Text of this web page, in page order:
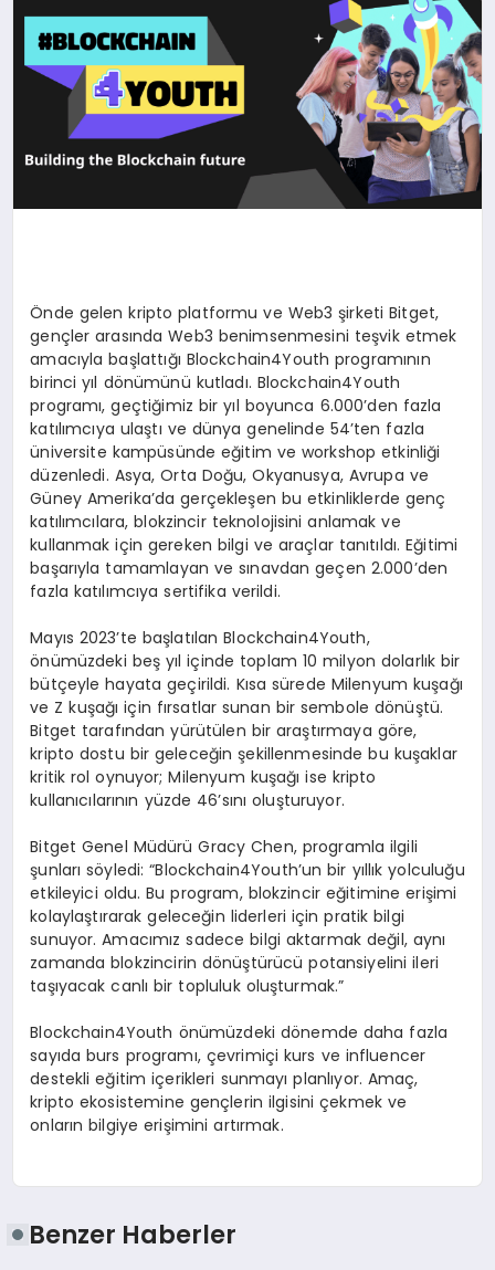
Önde gelen kripto platformu ve Web3 şirketi Bitget,
gençler arasında Web3 benimsenmesini teşvik etmek
amacıyla başlattığı Blockchain4Youth programının
birinci yıl dönümünü kutladı. Blockchain4Youth
programı, geçtiğimiz bir yıl boyunca 6.000’den fazla
katılımcıya ulaştı ve dünya genelinde 54’ten fazla
üniversite kampüsünde eğitim ve workshop etkinliği
düzenledi. Asya, Orta Doğu, Okyanusya, Avrupa ve
Güney Amerika’da gerçekleşen bu etkinliklerde genç
katılımcılara, blokzincir teknolojisini anlamak ve
kullanmak için gereken bilgi ve araçlar tanıtıldı. Eğitimi
başarıyla tamamlayan ve sınavdan geçen 2.000’den
fazla katılımcıya sertifika verildi.
Mayıs 2023’te başlatılan Blockchain4Youth,
önümüzdeki beş yıl içinde toplam 10 milyon dolarlık bir
bütçeyle hayata geçirildi. Kısa sürede Milenyum kuşağı
ve Z kuşağı için fırsatlar sunan bir sembole dönüştü.
Bitget tarafından yürütülen bir araştırmaya göre,
kripto dostu bir geleceğin şekillenmesinde bu kuşaklar
kritik rol oynuyor; Milenyum kuşağı ise kripto
kullanıcılarının yüzde 46’sını oluşturuyor.
Bitget Genel Müdürü Gracy Chen, programla ilgili
şunları söyledi: “Blockchain4Youth’un bir yıllık yolculuğu
etkileyici oldu. Bu program, blokzincir eğitimine erişimi
kolaylaştırarak geleceğin liderleri için pratik bilgi
sunuyor. Amacımız sadece bilgi aktarmak değil, aynı
zamanda blokzincirin dönüştürücü potansiyelini ileri
taşıyacak canlı bir topluluk oluşturmak.”
Blockchain4Youth önümüzdeki dönemde daha fazla
sayıda burs programı, çevrimiçi kurs ve influencer
destekli eğitim içerikleri sunmayı planlıyor. Amaç,
kripto ekosistemine gençlerin ilgisini çekmek ve
onların bilgiye erişimini artırmak.
Benzer Haberler